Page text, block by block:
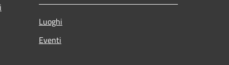
Luoghi
Eventi